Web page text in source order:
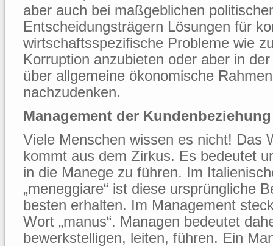
aber auch bei maßgeblichen
Entscheidungsträgern Lösungen für
wirtschaftsspezifische Probleme wie
Korruption anzubieten oder aber in
über allgemeine ökonomische
nachzudenken.
Management der Kundenbeziehung
Viele Menschen wissen es nicht! Das
kommt aus dem Zirkus. Es bedeutet
in die Manege zu führen. Im
„meneggiare“ ist diese ursprüngliche
besten erhalten. Im Management
Wort „manus“. Managen bedeutet
bewerkstelligen, leiten, führen. Ein